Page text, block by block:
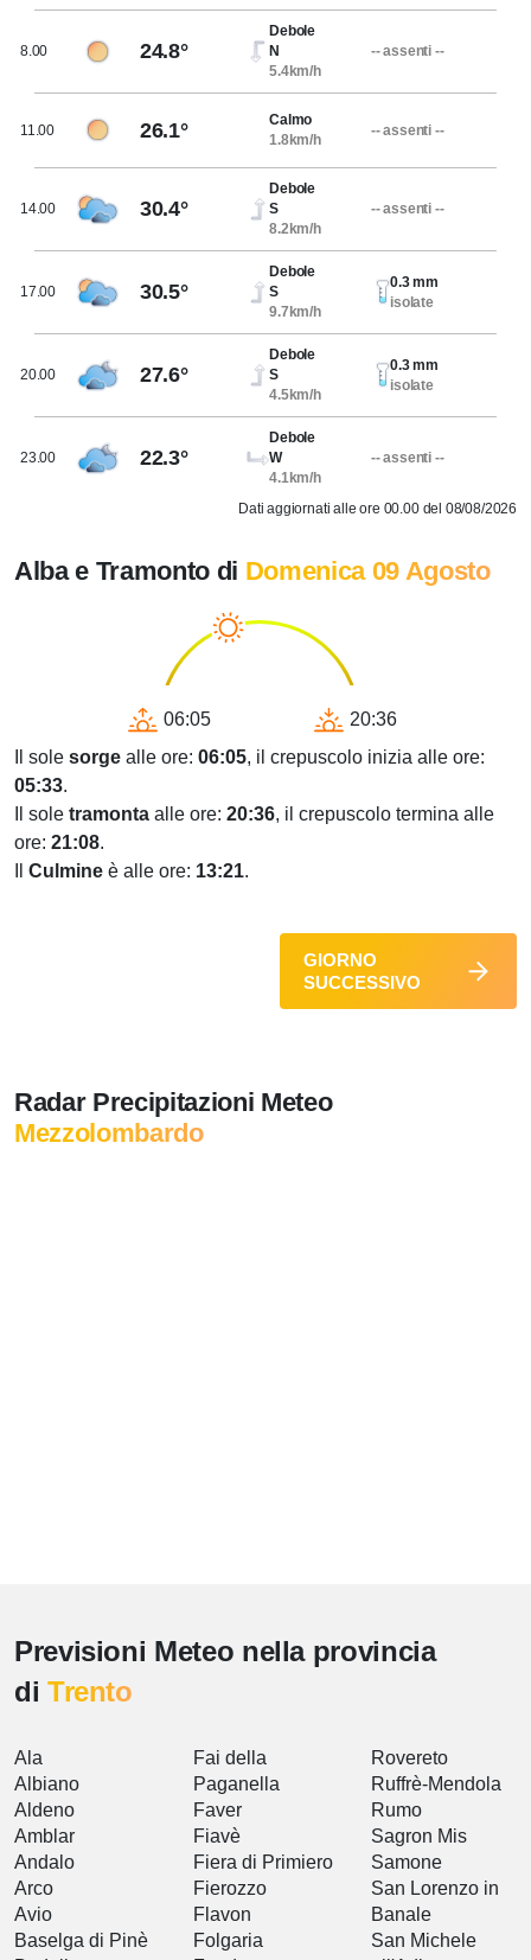
8.00 24.8°
Debole
N
5.4km/h
-- assenti --
11.00 26.1°
Calmo
1.8km/h
-- assenti --
14.00 30.4°
Debole
S
8.2km/h
-- assenti --
17.00 30.5°
Debole
S
9.7km/h
0.3 mm
isolate
20.00 27.6°
Debole
S
4.5km/h
0.3 mm
isolate
23.00 22.3°
Debole
W
4.1km/h
-- assenti --
Dati aggiornati alle ore 00.00 del 08/08/2026
Alba e Tramonto di Domenica 09 Agosto
06:05
20:36
Il sole sorge alle ore: 06:05, il crepuscolo inizia alle ore:
05:33.
Il sole tramonta alle ore: 20:36, il crepuscolo termina alle
ore: 21:08.
Culmine è alle ore: 13:21.
GIORNO
SUCCESSIVO
Radar Precipitazioni Meteo
Mezzolombardo
Previsioni Meteo nella provincia
di Trento
Ala
Albiano
Aldeno
Amblar
Andalo
Arco
Avio
Baselga di Pinè
Fai della
Paganella
Faver
Fiavè
Fiera di Primiero
Fierozzo
Flavon
Folgaria
Rovereto
Ruffrè-Mendola
Rumo
Sagron Mis
Samone
San Lorenzo in
Banale
San Michele